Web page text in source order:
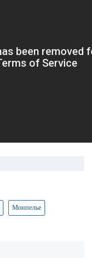
Монпелье